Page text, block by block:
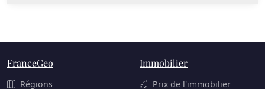
FranceGeo
Régions
Immobilier
Prix de l'immobilier